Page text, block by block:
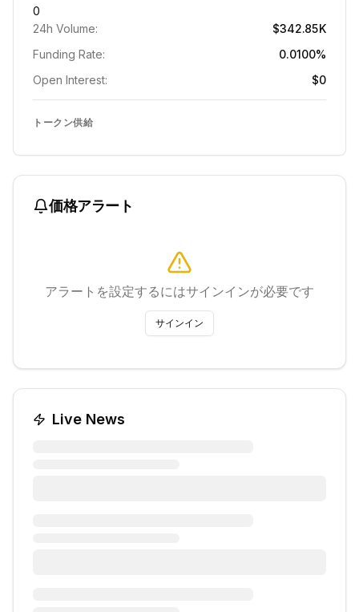
0
24h Volume:
$342.85K
Funding Rate:
0.0100%
Open Interest:
$0
トークン供給
価格アラート
アラートを設定するにはサインインが必要です
サインイン
Live News